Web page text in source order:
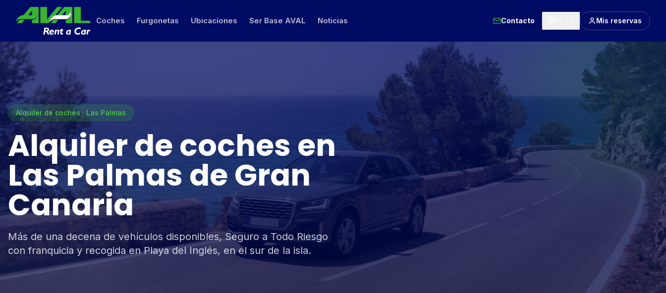
Coches Furgonetas Ubicaciones Ser Base AVAL Noticias Contacto Mis reservas
Alquiler de coches · Las Palmas
Alquiler de coches en
Las Palmas de Gran
Canaria
Más de una decena de vehículos disponibles, Seguro a Todo Riesgo
con franquicia y recogida en Playa del Inglés, en el sur de la isla.